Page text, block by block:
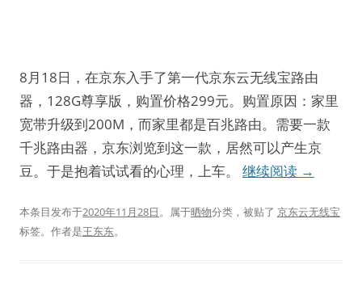
8月18日，在京东入手了第一代京东云无线宝路由
器，128G尊享版，购置价格299元。购置原因：家里
宽带升级到200M，而家里都是百兆路由。需要一款
千兆路由器，京东浏览到这一款，居然可以产生京
豆。于是抱着试试看的心理，上车。 继续阅读 →
本条目发布于2020年11月28日。属于晒物分类，被贴了 京东云无线宝
标签。 作者是王东东。